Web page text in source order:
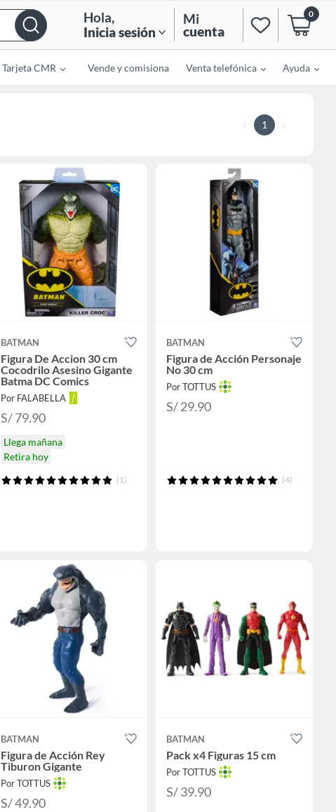
Hola,
Inicia sesión
Mi
cuenta
0
Tarjeta CMR Vende y comisiona Venta telefónica Ayuda
1
BATMAN
Figura De Accion 30 cm
Cocodrilo Asesino Gigante
Batma DC Comics
Por FALABELLA
S/ 79.90
Llega mañana
Retira hoy
(1)
BATMAN
Figura de Acción Personaje
No 30 cm
Por TOTTUS
S/ 29.90
(4)
BATMAN
Figura de Acción Rey
Tiburon Gigante
Por TOTTUS
S/ 49.90
BATMAN
Pack x4 Figuras 15 cm
Por TOTTUS
S/ 39.90